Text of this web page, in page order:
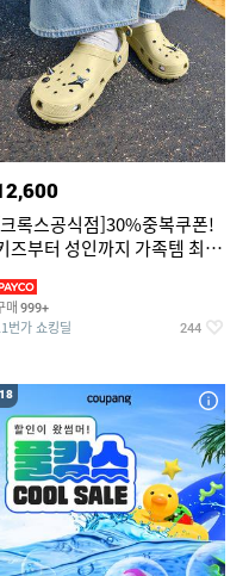
록스공식점]30%중복쿠폰!
즈부터 성인까지 가족템 최대
매 999+
번가 쇼킹딜 244
18